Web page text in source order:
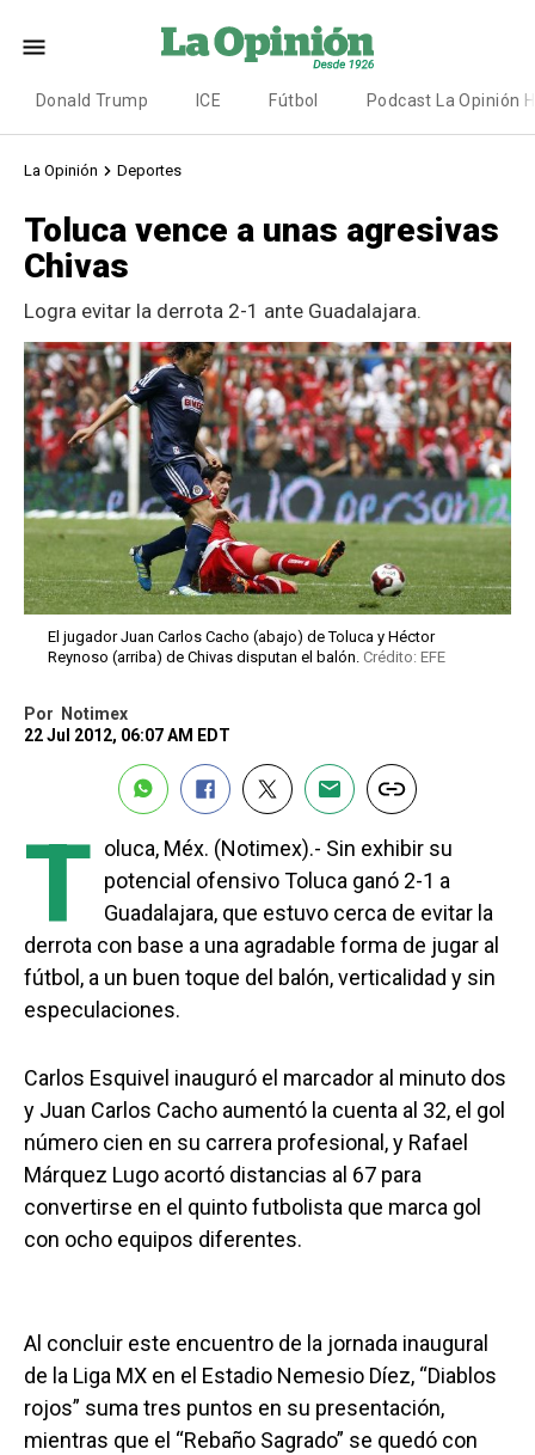
Donald Trump ICE Fútbol Podcast La Opinión
La Opinión Deportes
Toluca vence a unas agresivas
Chivas
Logra evitar la derrota 2-1 ante Guadalajara.
El jugador Juan Carlos Cacho (abajo) de Toluca y Héctor
Reynoso (arriba) de Chivas disputan el balón. Crédito: EFE
Por
Notimex
22 Jul 2012, 06:07 AM EDT
T oluca, Méx. (Notimex).- Sin exhibir su
potencial ofensivo Toluca ganó 2-1 a
Guadalajara, que estuvo cerca de evitar la
derrota con base a una agradable forma de jugar al
fútbol, a un buen toque del balón, verticalidad y sin
especulaciones.
Carlos Esquivel inauguró el marcador al minuto dos
y Juan Carlos Cacho aumentó la cuenta al 32, el gol
número cien en su carrera profesional, y Rafael
Márquez Lugo acortó distancias al 67 para
convertirse en el quinto futbolista que marca gol
con ocho equipos diferentes.
Al concluir este encuentro de la jornada inaugural
de la Liga MX en el Estadio Nemesio Díez, “Diablos
rojos” suma tres puntos en su presentación,
mientras que el “Rebaño Sagrado” se quedó con